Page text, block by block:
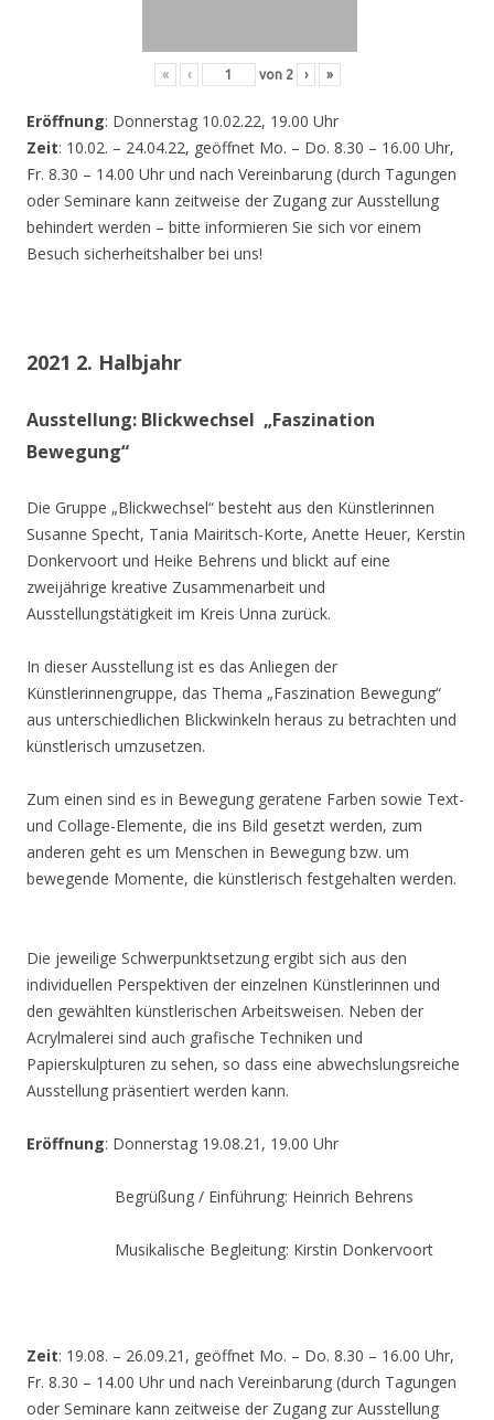
« ‹ von 2 › »
Eröffnung: Donnerstag 10.02.22, 19.00 Uhr
Zeit: 10.02. – 24.04.22, geöffnet Mo. – Do. 8.30 – 16.00 Uhr,
Fr. 8.30 – 14.00 Uhr und nach Vereinbarung (durch Tagungen
oder Seminare kann zeitweise der Zugang zur Ausstellung
behindert werden – bitte informieren Sie sich vor einem
Besuch sicherheitshalber bei uns!
2021 2. Halbjahr
Ausstellung: Blickwechsel „Faszination
Bewegung“
Die Gruppe „Blickwechsel“ besteht aus den Künstlerinnen
Susanne Specht, Tania Mairitsch-Korte, Anette Heuer, Kerstin
Donkervoort und Heike Behrens und blickt auf eine
zweijährige kreative Zusammenarbeit und
Ausstellungstätigkeit im Kreis Unna zurück.
In dieser Ausstellung ist es das Anliegen der
Künstlerinnengruppe, das Thema „Faszination Bewegung“
aus unterschiedlichen Blickwinkeln heraus zu betrachten und
künstlerisch umzusetzen.
Zum einen sind es in Bewegung geratene Farben sowie Text-
und Collage-Elemente, die ins Bild gesetzt werden, zum
anderen geht es um Menschen in Bewegung bzw. um
bewegende Momente, die künstlerisch festgehalten werden.
Die jeweilige Schwerpunktsetzung ergibt sich aus den
individuellen Perspektiven der einzelnen Künstlerinnen und
den gewählten künstlerischen Arbeitsweisen. Neben der
Acrylmalerei sind auch grafische Techniken und
Papierskulpturen zu sehen, so dass eine abwechslungsreiche
Ausstellung präsentiert werden kann.
Eröffnung: Donnerstag 19.08.21, 19.00 Uhr
Begrüßung / Einführung: Heinrich Behrens
Musikalische Begleitung: Kirstin Donkervoort
Zeit: 19.08. – 26.09.21, geöffnet Mo. – Do. 8.30 – 16.00 Uhr,
Fr. 8.30 – 14.00 Uhr und nach Vereinbarung (durch Tagungen
oder Seminare kann zeitweise der Zugang zur Ausstellung